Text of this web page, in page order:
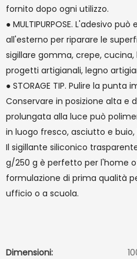
fornito dopo ogni utilizzo.
● MULTIPURPOSE. L'adesivo
all'esterno per riparare le
sigillare gomma, crepe,
progetti artigianali, legno
● STORAGE TIP. Pulire la
Conservare in posizione alta e
prolungata alla luce può
in luogo fresco, asciutto e
Il sigillante siliconico
g/250 g è perfetto per l'home
formulazione di prima qualità
ufficio o a scuola.
Dimensioni: